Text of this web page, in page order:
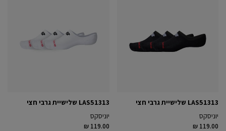
LAS51313 שלישיית גרבי חצי
יוניסקס
₪ 119.00
LAS51313 שלישיית גרבי חצי
יוניסקס
₪ 119.00